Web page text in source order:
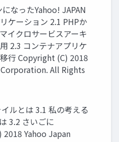
なったYahoo! JAPAN
ケーション 2.1 PHPか
イクロサービスアーキ
2.3 コンテナアプリケ
行 Copyright (C) 2018
All Rights
ルとは 3.1 私の考える
3.2 さいごに
Yahoo Japan